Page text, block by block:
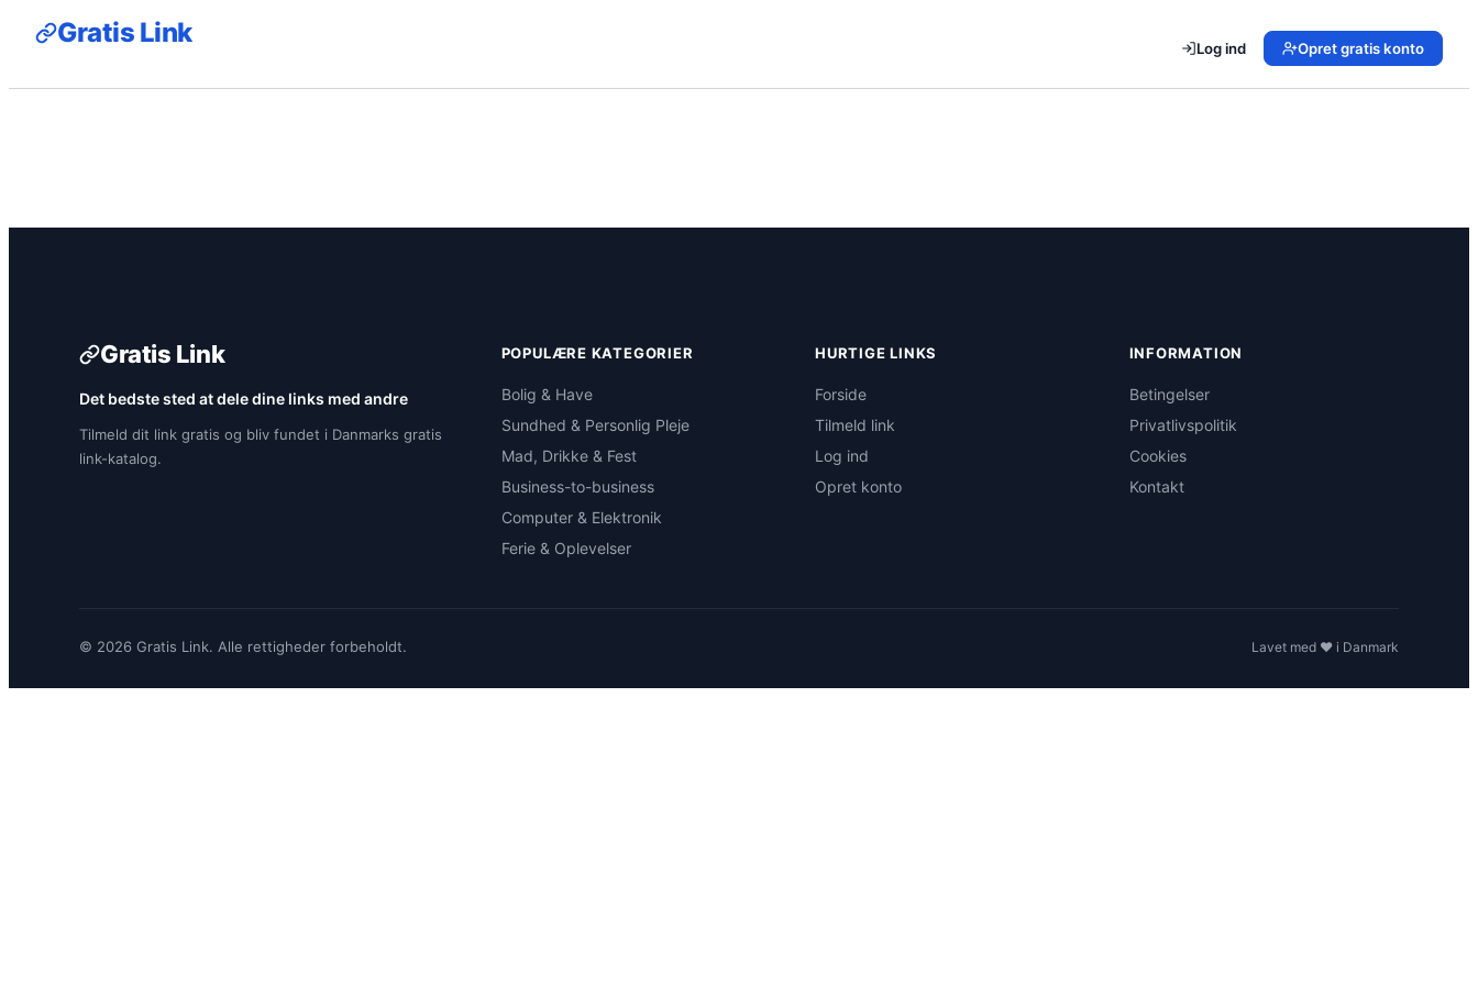
Gratis Link Log ind Opret gratis konto
Gratis Link
Det bedste sted at dele dine links med andre
Tilmeld dit link gratis og bliv fundet i Danmarks gratis
link-katalog.
POPULÆRE KATEGORIER
Bolig & Have
Sundhed & Personlig Pleje
Mad, Drikke & Fest
Business-to-business
Computer & Elektronik
Ferie & Oplevelser
HURTIGE LINKS
Forside
Tilmeld link
Log ind
Opret konto
INFORMATION
Betingelser
Privatlivspolitik
Cookies
Kontakt
© 2026 Gratis Link. Alle rettigheder forbeholdt. Lavet med ❤️ i Danmark